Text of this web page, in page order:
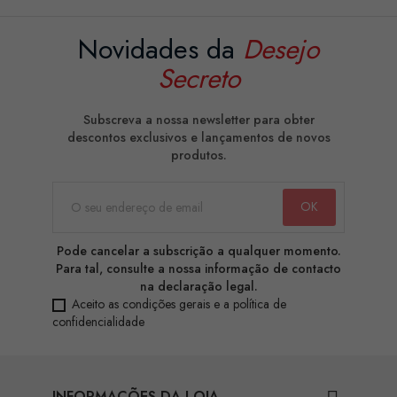
Novidades da Desejo
Secreto
Subscreva a nossa newsletter para obter
descontos exclusivos e lançamentos de novos
produtos.
Pode cancelar a subscrição a qualquer momento.
Para tal, consulte a nossa informação de contacto
na declaração legal.
Aceito as condições gerais e a política de
confidencialidade